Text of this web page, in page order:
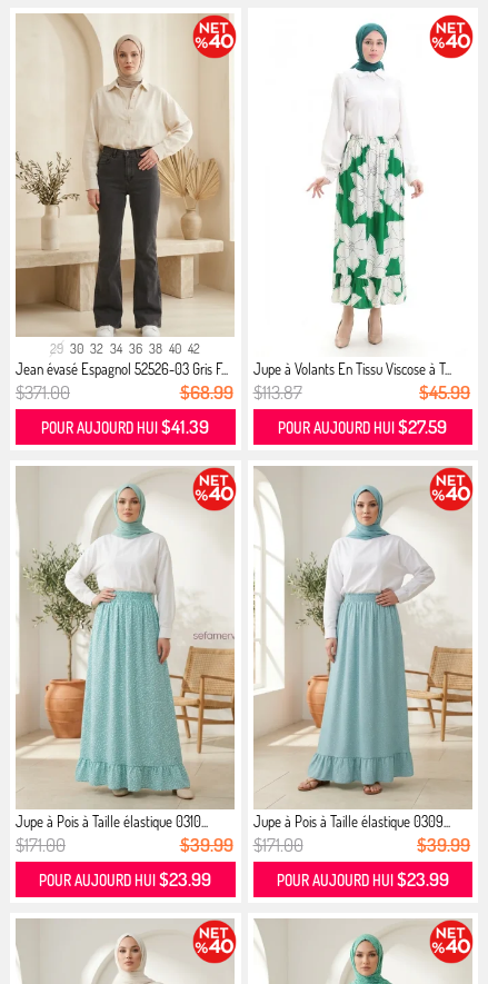
29 30 32 34 36 38 40 42
Jean évasé Espagnol 52526-03 Gris F...
$371.00 $68.99
POUR AUJOURD HUI$41.39
Jupe à Volants En Tissu Viscose à T...
$113.87 $45.99
POUR AUJOURD HUI$27.59
Jupe à Pois à Taille élastique 0310...
$171.00 $39.99
POUR AUJOURD HUI$23.99
Jupe à Pois à Taille élastique 0309...
$171.00 $39.99
POUR AUJOURD HUI $23.99